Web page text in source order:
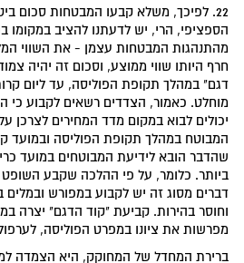
22. לפיכך, משלא קבעו המבטחות סכום
הספציפי, הרי, יש לדעתנו להציב במקומו
מהתנהגות המבטחות עצמן - את השווי
חרף היותו שווי ממוצע, וסכום זה יהיה
דגם" במהלך תקופת הפוליסה, עד ליום
מוחלט. כאמור, הצדדים רשאים לקבוע כי
יכולים לבוא במקום מדד המחירים לצרכן
המבוטח במהלך תקופת הפוליסה ובמועד
שהדבר הובא לידיעת המבוטחים במועד
ביותר. כלומר, על פי ההלכה שקבע
דברים מסוג זה יש לקבוע במפורש ובמלים
וחוסר בהירות. קביעת "קוד הדגם" יצרה
מפרשות את ציונו במפרט הפוליסה,
ברירת המחדל של המחוקק, היא הצמדה